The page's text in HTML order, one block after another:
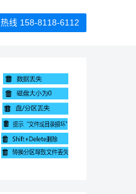
热线 158-8118-6112